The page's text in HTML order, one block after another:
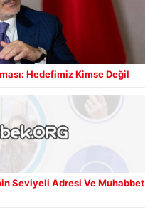
Hedefimiz Kimse Değil
Seviyeli Adresi Ve Muhabbet